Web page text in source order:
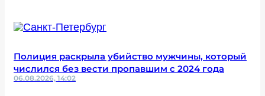
Полиция раскрыла убийство мужчины, который
числился без вести пропавшим с 2024 года
06.08.2026, 14:02